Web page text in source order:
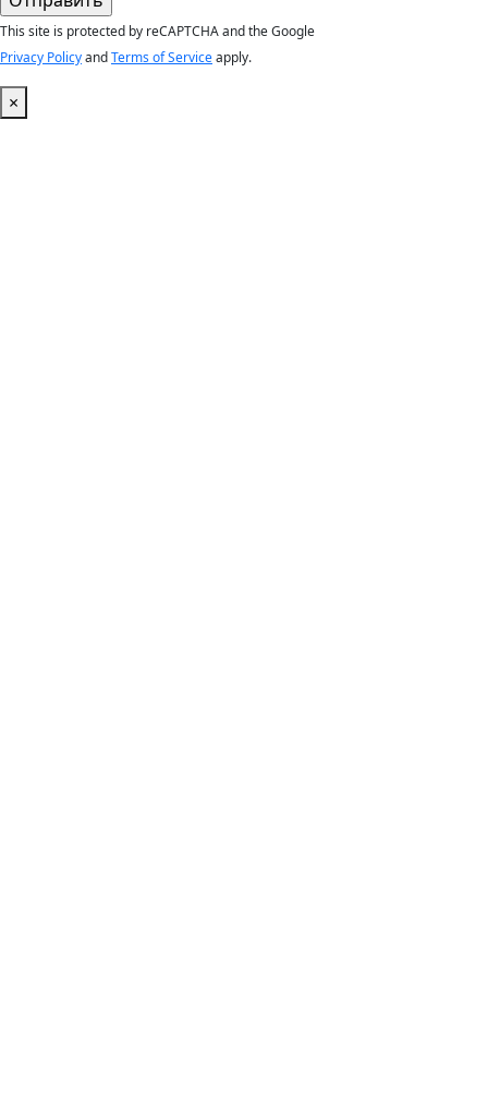
This site is protected by reCAPTCHA and the Google
Privacy PolicyandTerms of Serviceapply.
×